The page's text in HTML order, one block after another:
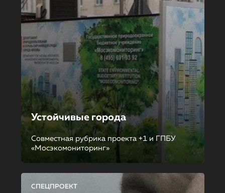
Устойчивые города
Совместная рубрика проекта +1 и ГПБУ
«Мосэкомониторинг»
СПЕЦПРОЕКТ